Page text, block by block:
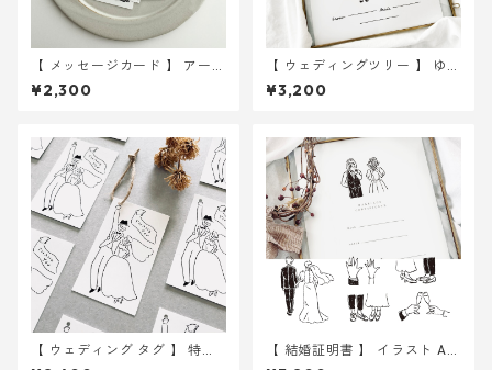
【 メッセージカード 】 アーチ
GROOM & BRIDE イラスト 3
0枚 ｜ 結婚式 ウェディング
¥2,300
【 ウェディングツリー 】 ゆる
イラスト A4サイズ 用紙のみ
｜ 結婚式 ウェディング
¥3,200
【 ウェディング タグ 】 特別
紙 イラスト タグ 50枚 ｜ 結婚
【 結婚証明書 】 イラスト A4
用紙のみ 選べる12種 ｜ 結婚